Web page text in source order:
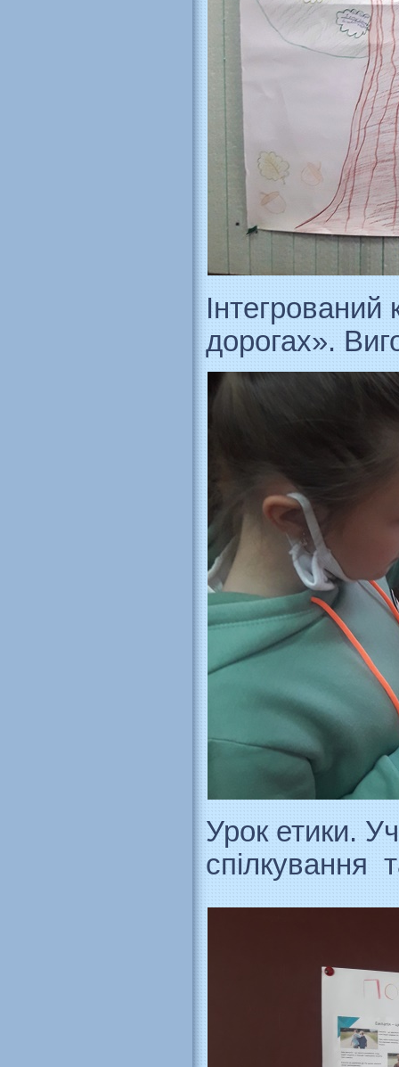
Інтегрований
дорогах».
Урок етики.
спілкування